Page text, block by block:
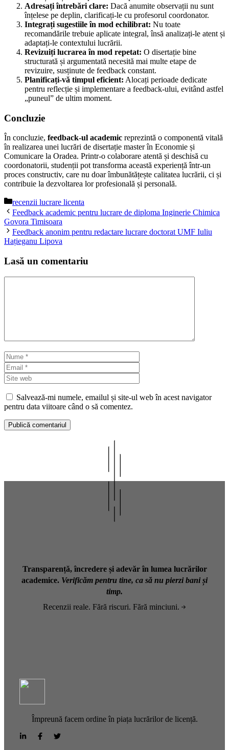
Adresați întrebări clare: Dacă anumite observații nu sunt
înțelese pe deplin, clarificați-le cu profesorul coordonator.
Integrați sugestiile în mod echilibrat: Nu toate
recomandările trebuie aplicate integral, însă analizați-le atent și
adaptați-le contextului lucrării.
Revizuiți lucrarea în mod repetat: O disertație bine
structurată și argumentată necesită mai multe etape de
revizuire, susținute de feedback constant.
Planificați-vă timpul eficient: Alocați perioade dedicate
pentru reflecție și implementare a feedback-ului, evitând astfel
„puneul” de ultim moment.
Concluzie
În concluzie, feedback-ul academic reprezintă o componentă vitală
în realizarea unei lucrări de disertație master în Economie și
Comunicare la Oradea. Printr-o colaborare atentă și deschisă cu
coordonatorii, studenții pot transforma această experiență într-un
proces constructiv, care nu doar îmbunătățește calitatea lucrării, ci și
contribuie la dezvoltarea lor profesională și personală.
Categorii
recenzii lucrare licenta
Feedback academic pentru lucrare de diploma Inginerie Chimica
Govora Timisoara
Feedback anonim pentru redactare lucrare doctorat UMF Iuliu
Hațieganu Lipova
Lasă un comentariu
Nume
web
Salvează-mi numele, emailul și site-ul web în acest navigator
pentru data viitoare când o să comentez.
Transparență, încredere și adevăr în lumea lucrărilor
academice. Verificăm pentru tine, ca să nu pierzi bani și
timp.
Recenzii reale. Fără riscuri. Fără minciuni.
Împreună facem ordine în piața lucrărilor de licență.